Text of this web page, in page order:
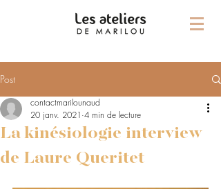
Post
La kinésiologie interview
de Laure Queritet
contactmarilounaud
20 janv. 2021 4 min de lecture